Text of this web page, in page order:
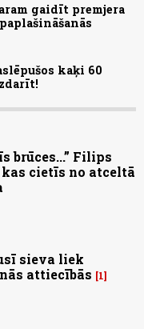
gaidīt premjera
kaķi 60
brūces...” Filips
cietīs no atceltā
sieva liek
attiecībās
1